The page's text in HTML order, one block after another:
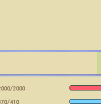
2000
410